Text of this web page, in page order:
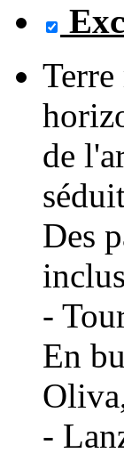
de
Des
-
En
-